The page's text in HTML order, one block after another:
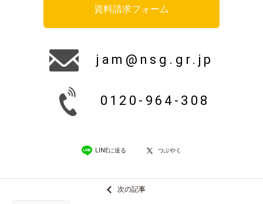
資料請求フォーム
jam@nsg.gr.jp
0120-964-308
LINEに送る つぶやく
次の記事